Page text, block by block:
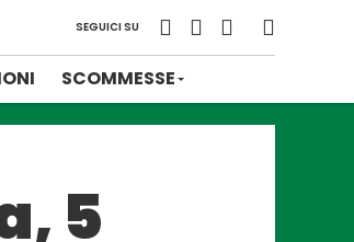
SEGUICI SU
SCOMMESSE
5